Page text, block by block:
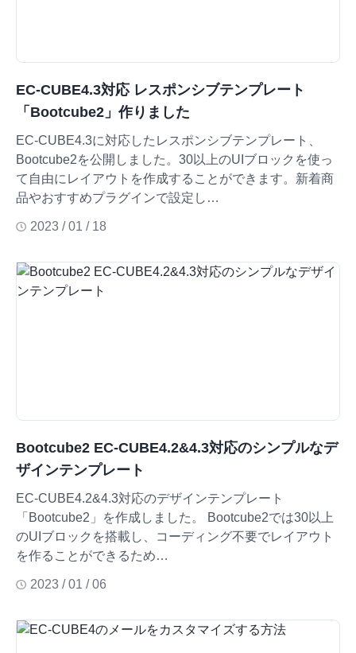
EC-CUBE4.3対応 レスポンシブテンプレート
「Bootcube2」作りました
EC-CUBE4.3に対応したレスポンシブテンプレート、
Bootcube2を公開しました。30以上のUIブロックを使っ
て自由にレイアウトを作成することができます。新着商
品やおすすめプラグインで設定し…
2023 / 01 / 18
Bootcube2 EC-CUBE4.2&4.3対応のシンプルなデ
ザインテンプレート
EC-CUBE4.2&4.3対応のデザインテンプレート
「Bootcube2」を作成しました。 Bootcube2では30以上
のUIブロックを搭載し、コーディング不要でレイアウト
を作ることができるため…
2023 / 01 / 06